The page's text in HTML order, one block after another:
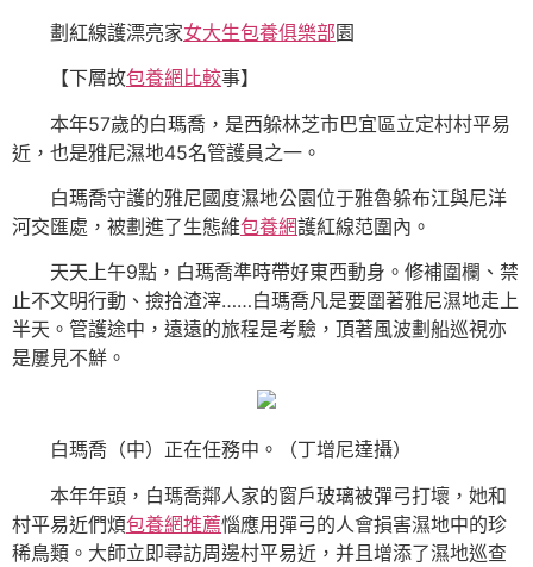
劃紅線護漂亮家女大生包養俱樂部園
【下層故包養網比較事】
本年57歲的白瑪喬，是西躲林芝市巴宜區立定村村平易
近，也是雅尼濕地45名管護員之一。
白瑪喬守護的雅尼國度濕地公園位于雅魯躲布江與尼洋
河交匯處，被劃進了生態維包養網護紅線范圍內。
天天上午9點，白瑪喬準時帶好東西動身。修補圍欄、禁
止不文明行動、撿拾渣滓……白瑪喬凡是要圍著雅尼濕地走上
半天。管護途中，遠遠的旅程是考驗，頂著風波劃船巡視亦
是屢見不鮮。
白瑪喬（中）正在任務中。（丁增尼達攝）
本年年頭，白瑪喬鄰人家的窗戶玻璃被彈弓打壞，她和
村平易近們煩包養網推薦惱應用彈弓的人會損害濕地中的珍
稀鳥類。大師立即尋訪周邊村平易近，并且增添了濕地巡查